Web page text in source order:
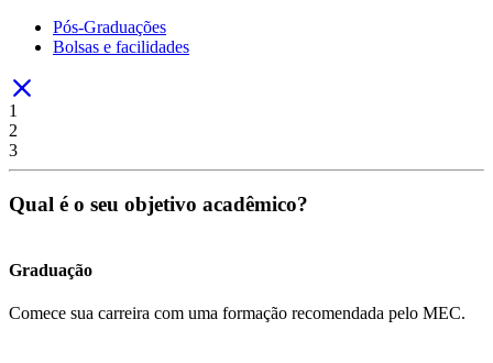
Pós-Graduações
Bolsas e facilidades
1
2
3
Qual é o seu objetivo acadêmico?
Graduação
Comece sua carreira com uma formação recomendada pelo MEC.